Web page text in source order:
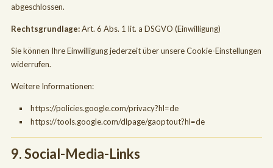
abgeschlossen.
Rechtsgrundlage:Art. 6 Abs. 1 lit. a DSGVO (Einwilligung)
Sie können Ihre Einwilligung jederzeit über unsere Cookie-Einstellungen
widerrufen.
Weitere Informationen:
https://policies.google.com/privacy?hl=de
https://tools.google.com/dlpage/gaoptout?hl=de
9. Social-Media-Links